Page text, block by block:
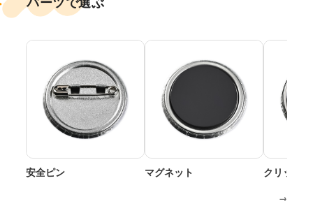
安全ピン マグネット クリップ
→